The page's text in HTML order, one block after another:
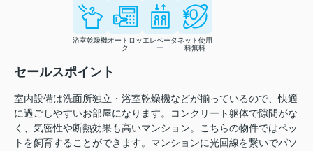
浴室乾燥機オートロッ
ク
エレベータ
ー
ネット使用
料無料
セールスポイント
室内設備は洗面所独立・浴室乾燥機などが揃っているので、快適
に過ごしやすいお部屋になります。コンクリート躯体で隙間がな
く、気密性や断熱効果も高いマンション。こちらの物件ではペッ
トを飼育することができます。マンションに光回線を繋いでパソ